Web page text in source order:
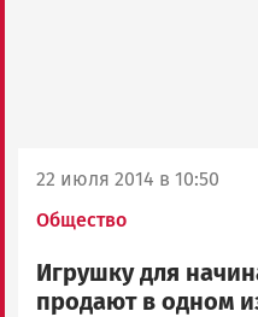
22 июля 2014 в 10:50
Общество
Игрушку для
продают в одном